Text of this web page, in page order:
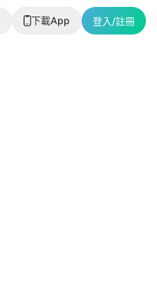
下載App 登入/註冊